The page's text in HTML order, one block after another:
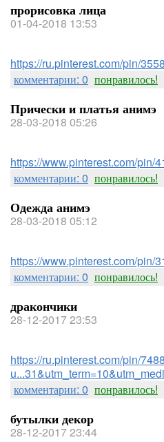
прорисовка лица
01-04-2018 13:53
https://ru.pinterest.com/pin/
комментарии: 0 понравилось!
Прически и платья анимэ
28-03-2018 05:26
https://www.pinterest.com/pin/
комментарии: 0 понравилось!
Одежда анимэ
28-03-2018 05:12
https://www.pinterest.com/pin/
комментарии: 0 понравилось!
дракончики
28-12-2017 23:53
https://ru.pinterest.com/pin/
комментарии: 0 понравилось!
бутылки декор
28-12-2017 23:44